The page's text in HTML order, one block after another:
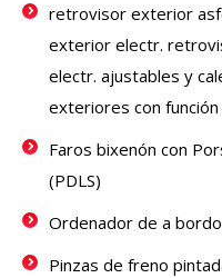
retrovisor exterior
exterior electr.
electr. ajustables y
exteriores con
Faros bixenón con
(PDLS)
Ordenador de a bordo
Pinzas de freno